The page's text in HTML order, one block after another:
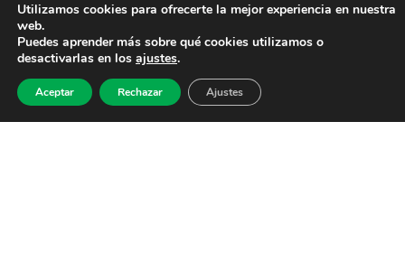
Utilizamos cookies para ofrecerte la mejor experiencia en nuestra
web.
Puedes aprender más sobre qué cookies utilizamos o
desactivarlas en los ajustes.
Aceptar Rechazar Ajustes